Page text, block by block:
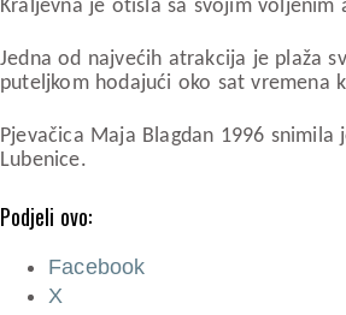
Kraljevna je otišla sa svojim
Jedna od najvećih atrakcija je plaža
puteljkom hodajući oko sat
Pjevačica Maja Blagdan 1996
Lubenice.
Podjeli ovo:
Facebook
X